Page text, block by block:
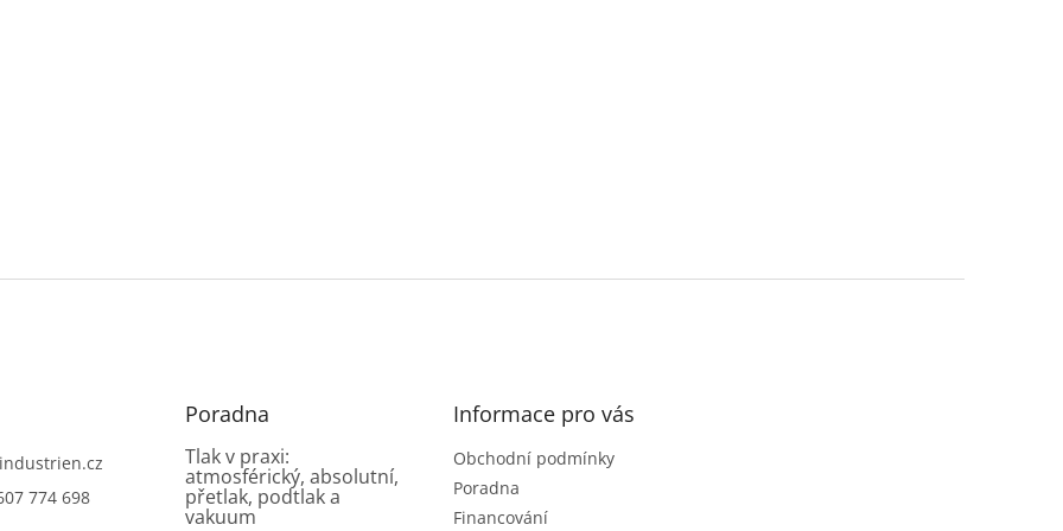
industrien.cz
774 698
Poradna
Tlak v praxi:
atmosférický, absolutní,
přetlak, podtlak a
vakuum
Informace pro vás
Obchodní podmínky
Poradna
Financování